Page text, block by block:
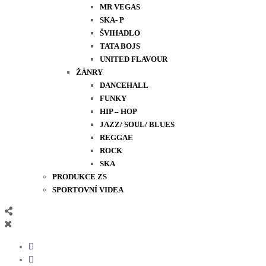
MR VEGAS
SKA- P
ŠVIHADLO
TATA BOJS
UNITED FLAVOUR
ŽÁNRY
DANCEHALL
FUNKY
HIP – HOP
JAZZ/ SOUL/ BLUES
REGGAE
ROCK
SKA
PRODUKCE ZS
SPORTOVNÍ VIDEA